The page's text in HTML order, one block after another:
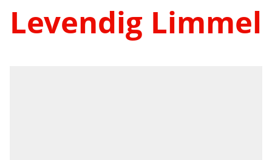
Levendig Limmel